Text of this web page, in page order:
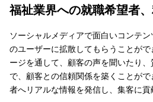
福祉業界への就職希望者
ソーシャルメディアで面白いコンテ
のユーザーに拡散してもらうことが
ージを通して、顧客の声を聞いたり
で、顧客との信頼関係を築くことが
者へリアルな情報を発信し、集客に貢